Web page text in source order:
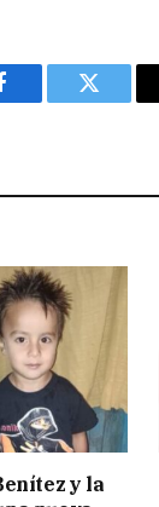
Twitter
y la